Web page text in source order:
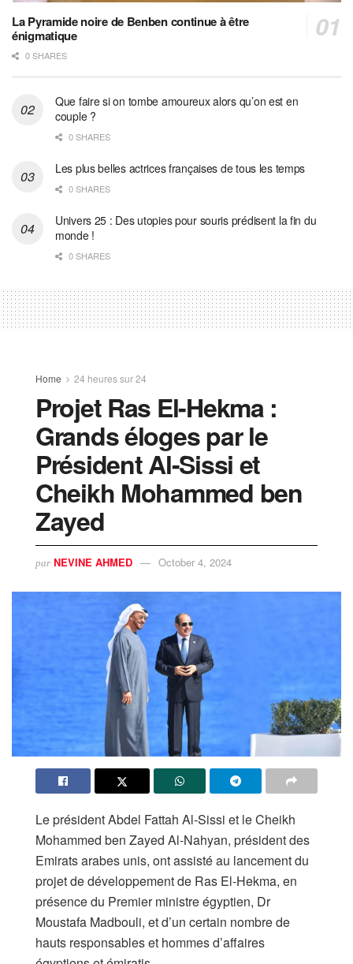
La Pyramide noire de Benben continue à être
énigmatique
0 SHARES
Que faire si on tombe amoureux alors qu’on est en
couple ?
0 SHARES
Les plus belles actrices françaises de tous les temps
0 SHARES
Univers 25 : Des utopies pour souris prédisent la fin du
monde !
0 SHARES
Home 24 heures sur 24
Projet Ras El-Hekma :
Grands éloges par le
Président Al-Sissi et
Cheikh Mohammed ben
Zayed
par NEVINE AHMED October 4, 2024
Le président Abdel Fattah Al-Sissi et le Cheikh
Mohammed ben Zayed Al-Nahyan, président des
Emirats arabes unis, ont assisté au lancement du
projet de développement de Ras El-Hekma, en
présence du Premier ministre égyptien, Dr
Moustafa Madbouli, et d’un certain nombre de
hauts responsables et hommes d’affaires